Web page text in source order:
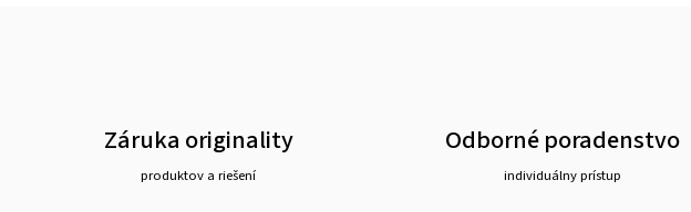
Záruka originality
produktov a riešení
Odborné poradenstvo
individuálny prístup